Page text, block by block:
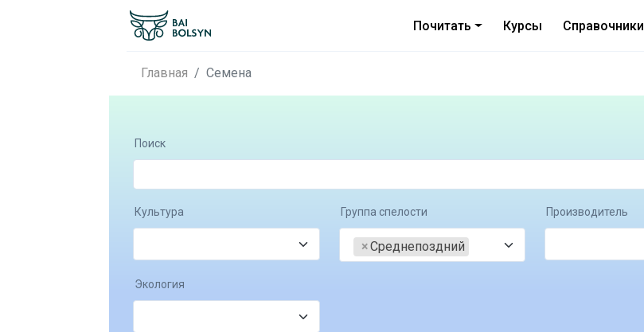
Почитать Курсы Справочники
Главная Семена
Поиск
Культура Группа спелости
×Среднепоздний
Производитель
Экология